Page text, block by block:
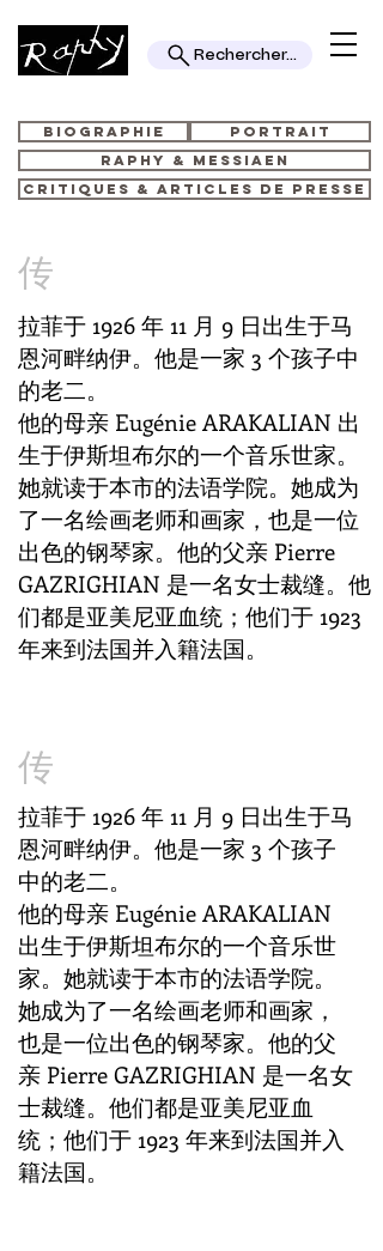
Rechercher...
BIOGRAPHIE
PORTRAIT
RAPHY & MESSIAEN
CRITIQUES & ARTICLES DE PRESSE
传
拉菲于 1926 年 11 月 9 日出生于马
恩河畔纳伊。他是一家 3 个孩子中
的老二。
他的母亲 Eugénie ARAKALIAN 出
生于伊斯坦布尔的一个音乐世家。
她就读于本市的法语学院。她成为
了一名绘画老师和画家，也是一位
出色的钢琴家。他的父亲 Pierre
GAZRIGHIAN 是一名女士裁缝。他
们都是亚美尼亚血统；他们于 1923
年来到法国并入籍法国。
传
拉菲于 1926 年 11 月 9 日出生于马
恩河畔纳伊。他是一家 3 个孩子
中的老二。
他的母亲 Eugénie ARAKALIAN
出生于伊斯坦布尔的一个音乐世
家。她就读于本市的法语学院。
她成为了一名绘画老师和画家，
也是一位出色的钢琴家。他的父
亲 Pierre GAZRIGHIAN 是一名女
士裁缝。他们都是亚美尼亚血
统；他们于 1923 年来到法国并入
籍法国。